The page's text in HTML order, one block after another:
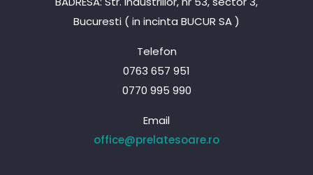
Bucuresti ( in incinta BUCUR SA )
Telefon
0763 657 951
0770 995 990
Email
office@prelatesoare.ro